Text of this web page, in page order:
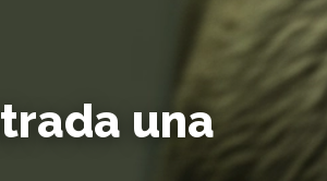
una